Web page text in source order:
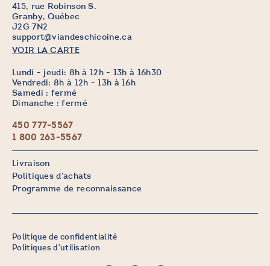
415, rue Robinson S.
Granby, Québec
J2G 7N2
support@viandeschicoine.ca
VOIR LA CARTE
Lundi - jeudi: 8h à 12h - 13h à 16h30
Vendredi: 8h à 12h - 13h à 16h
Samedi : fermé
Dimanche : fermé
450 777-5567
1 800 263-5567
Livraison
Politiques d’achats
Programme de reconnaissance
Politique de confidentialité
Politiques d’utilisation